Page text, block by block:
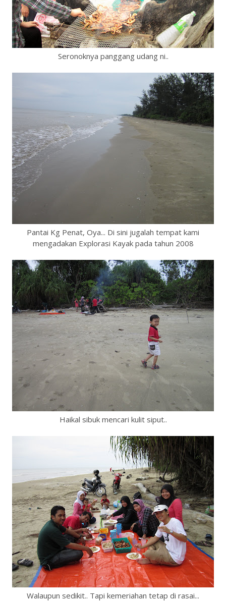
Seronoknya panggang udang ni..
Pantai Kg Penat, Oya... Di sini jugalah tempat kami
mengadakan Explorasi Kayak pada tahun 2008
Haikal sibuk mencari kulit siput..
Walaupun sedikit.. Tapi kemeriahan tetap di rasai...